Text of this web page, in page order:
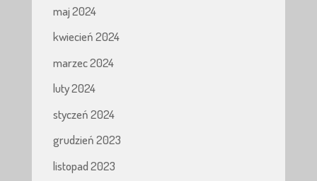
maj 2024
kwiecień 2024
marzec 2024
luty 2024
styczeń 2024
grudzień 2023
listopad 2023